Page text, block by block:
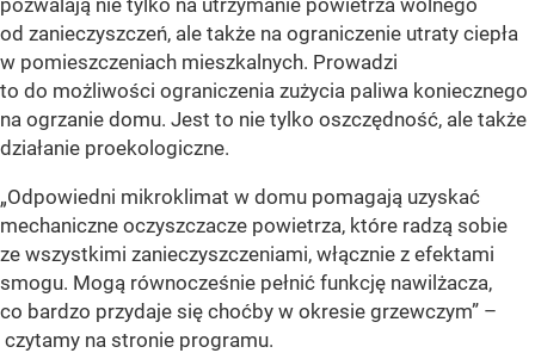
od zanieczyszczeń, ale także na ograniczenie utraty ciepła
w pomieszczeniach mieszkalnych. Prowadzi
to do możliwości ograniczenia zużycia paliwa koniecznego
na ogrzanie domu. Jest to nie tylko oszczędność, ale także
działanie proekologiczne.
„Odpowiedni mikroklimat w domu pomagają uzyskać
mechaniczne oczyszczacze powietrza, które radzą sobie
ze wszystkimi zanieczyszczeniami, włącznie z efektami
smogu. Mogą równocześnie pełnić funkcję nawilżacza,
co bardzo przydaje się choćby w okresie grzewczym” –
czytamy na stronie programu.